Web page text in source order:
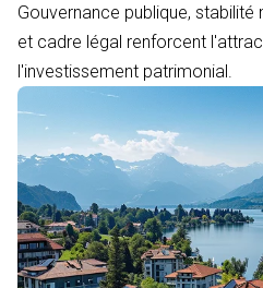
Gouvernance publique,
et cadre légal renforcent
l'investissement patrimonial.